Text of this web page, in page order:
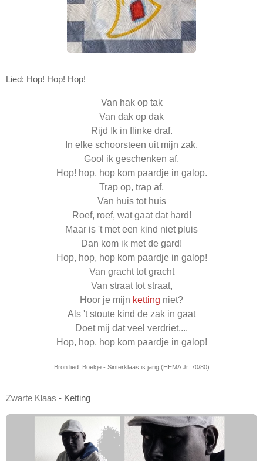
Lied: Hop! Hop! Hop!
Van hak op tak
Van dak op dak
Rijd Ik in flinke draf.
In elke schoorsteen uit mijn zak,
Gool ik geschenken af.
Hop! hop, hop kom paardje in galop.
Trap op, trap af,
Van huis tot huis
Roef, roef, wat gaat dat hard!
Maar is 't met een kind niet pluis
Dan kom ik met de gard!
Hop, hop, hop kom paardje in galop!
Van gracht tot gracht
Van straat tot straat,
Hoor je mijn ketting niet?
Als 't stoute kind de zak in gaat
Doet mij dat veel verdriet....
Hop, hop, hop kom paardje in galop!
Bron lied: Boekje - Sinterklaas is jarig (HEMA Jr. 70/80)
Zwarte Klaas - Ketting